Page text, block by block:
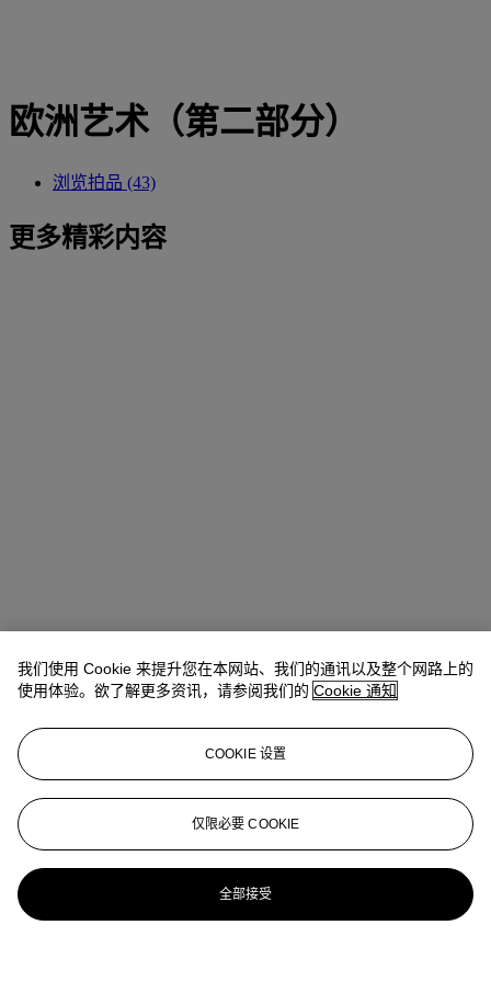
欧洲艺术（第二部分）
浏览拍品 (43)
更多精彩内容
我们使用 Cookie 来提升您在本网站、我们的通讯以及整个网路上的
使用体验。欲了解更多资讯，请参阅我们的 Cookie 通知
COOKIE 设置
仅限必要 COOKIE
全部接受